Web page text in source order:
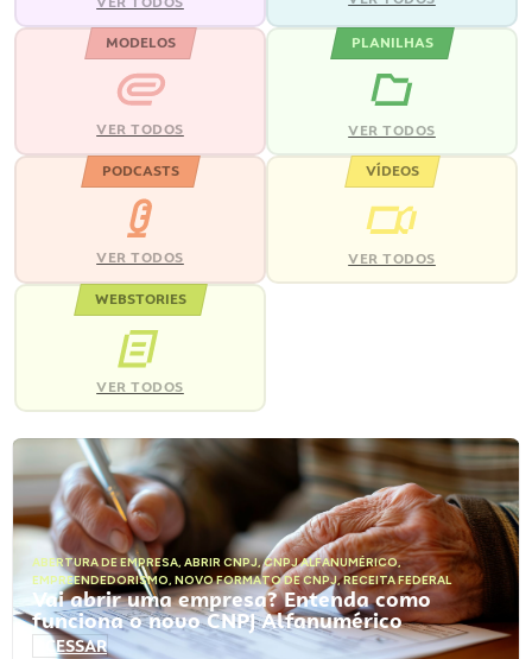
MODELOS
VER TODOS
PLANILHAS
VER TODOS
PODCASTS
VER TODOS
VÍDEOS
VER TODOS
WEBSTORIES
VER TODOS
ABERTURA DE EMPRESA, ABRIR CNPJ,CNPJ ALFANUMÉRICO,
EMPREENDEDORISMO, NOVO FORMATO DE CNPJ,RECEITA FEDERAL
Vai abrir uma empresa? Entenda como
funciona o novo CNPJ Alfanumérico
ACESSAR